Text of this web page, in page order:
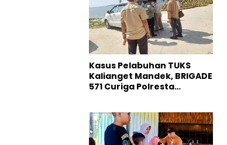
Kasus Pelabuhan TUKS
Kalianget Mandek, BRIGADE
571 Curiga Polresta